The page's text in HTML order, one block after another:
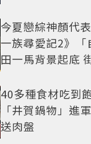
今夏戀綜神顏代
一族尋愛記2》「
田一馬背景起底
40多種食材吃到
「井賀鍋物」
送肉盤